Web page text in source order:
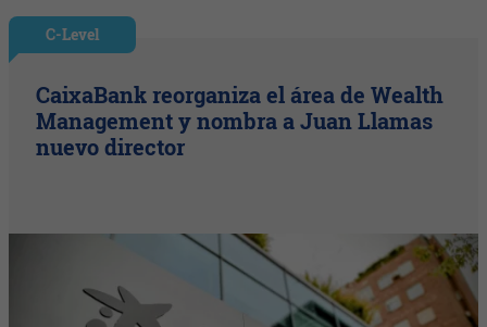
C-Level
CaixaBank reorganiza el área de Wealth
Management y nombra a Juan Llamas
nuevo director